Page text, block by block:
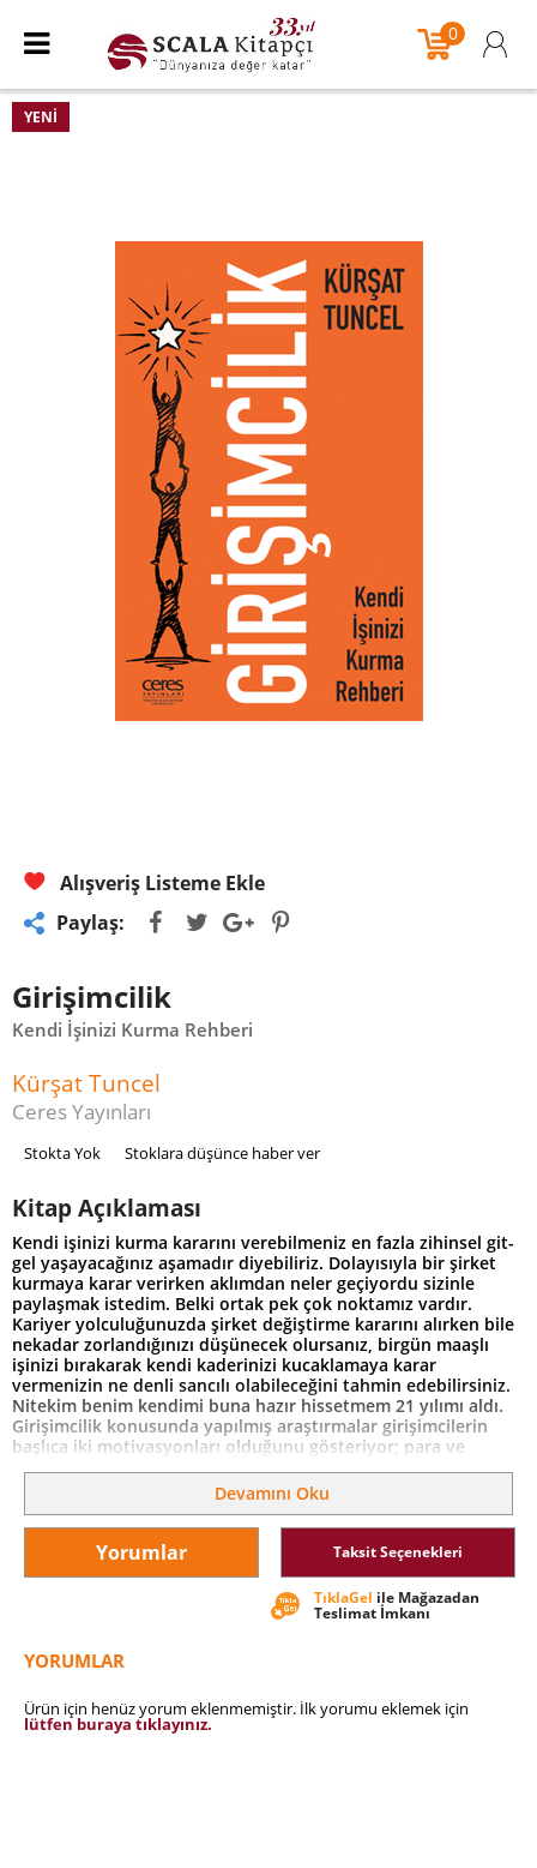
0
YENI
Alışveriş Listeme Ekle
Paylaş:
Girişimcilik
Kendi İşinizi Kurma Rehberi
Kürşat Tuncel
Ceres Yayınları
Stokta Yok Stoklara düşünce haber ver
Kitap Açıklaması
Kendi işinizi kurma kararını verebilmeniz en fazla zihinsel git-
gel yaşayacağınız aşamadır diyebiliriz. Dolayısıyla bir şirket
kurmaya karar verirken aklımdan neler geçiyordu sizinle
paylaşmak istedim. Belki ortak pek çok noktamız vardır.
Kariyer yolculuğunuzda şirket değiştirme kararını alırken bile
nekadar zorlandığınızı düşünecek olursanız, birgün maaşlı
işinizi bırakarak kendi kaderinizi kucaklamaya karar
vermenizin ne denli sancılı olabileceğini tahmin edebilirsiniz.
Nitekim benim kendimi buna hazır hissetmem 21 yılımı aldı.
Girişimcilik konusunda yapılmış araştırmalar girişimcilerin
başlıca iki motivasyonları olduğunu gösteriyor; para ve
özgürlük! Tabi pek çok başka motivasyon aklınıza gelebilir,
örneğin, sürekli kafanızı ütüleyen beceriksiz yöneticilerden
nedenlerin bir şekilde kökeninde para veya özgürlük arayışı
olduğunu fark edeceksiniz. Bu kitapta kendi işinizi kurarken
ekosistemini anlatmaya çalıştım. Girişimci olabilmek için
cesaret şart ama asla tek başına yeterli değil. Çok yapılan
daha yüksek olacaktır. Bu kitabı okumadan şirketinizi
kurmayın!
Devamını Oku
Yorumlar Taksit Seçenekleri
TıklaGel ile Mağazadan
Teslimat İmkanı
YORUMLAR
Ürün için henüz yorum eklenmemiştir. İlk yorumu eklemek için
lütfen buraya tıklayınız.